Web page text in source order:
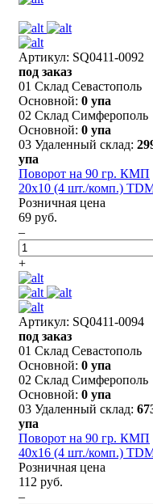
Артикул: SQ0411-0092
под заказ
01 Склад Севастополь
Основной: 0 упа
02 Склад Симферополь
Основной: 0 упа
03 Удаленный склад:
упа
Поворот на 90 гр. КМП
20x10 (4 шт./комп.)
Розничная цена
69 руб.
–
+
Артикул: SQ0411-0094
под заказ
01 Склад Севастополь
Основной: 0 упа
02 Склад Симферополь
Основной: 0 упа
03 Удаленный склад:
упа
Поворот на 90 гр. КМП
40x16 (4 шт./комп.)
Розничная цена
112 руб.
–